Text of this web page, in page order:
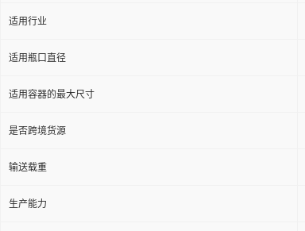
适用行业
适用瓶口直径
适用容器的最大尺寸
是否跨境货源
输送载重
生产能力